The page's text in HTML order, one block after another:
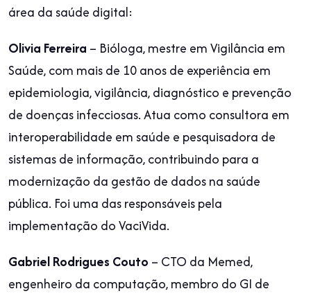
área da saúde digital:
Olivia Ferreira – Bióloga, mestre em Vigilância em
Saúde, com mais de 10 anos de experiência em
epidemiologia, vigilância, diagnóstico e prevenção
de doenças infecciosas. Atua como consultora em
interoperabilidade em saúde e pesquisadora de
sistemas de informação, contribuindo para a
modernização da gestão de dados na saúde
pública. Foi uma das responsáveis pela
implementação do VaciVida.
Gabriel Rodrigues Couto – CTO da Memed,
engenheiro da computação, membro do GI de